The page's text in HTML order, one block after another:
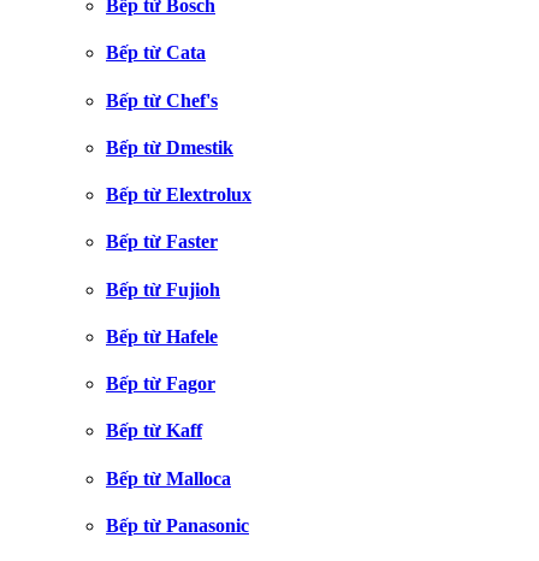
Bếp từ Bosch
Bếp từ Cata
Bếp từ Chef's
Bếp từ Dmestik
Bếp từ Elextrolux
Bếp từ Faster
Bếp từ Fujioh
Bếp từ Hafele
Bếp từ Fagor
Bếp từ Kaff
Bếp từ Malloca
Bếp từ Panasonic